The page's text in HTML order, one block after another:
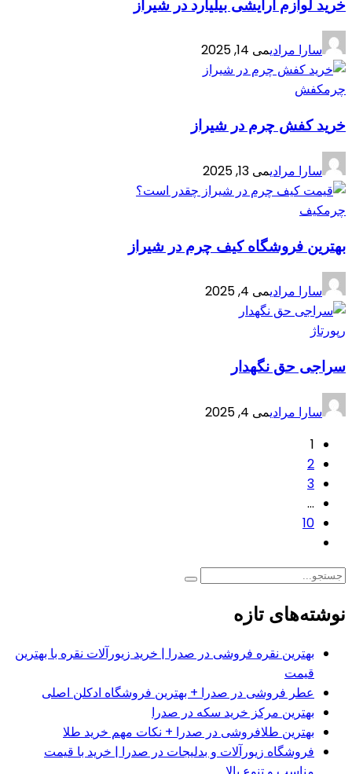
خرید لوازم آرایشی بیلیارد در شیراز
سارا مرادیمی 14, 2025
چرمکفش
خرید کفش چرم در شیراز
سارا مرادیمی 13, 2025
چرمکیف
بهترین فروشگاه کیف چرم در شیراز
سارا مرادیمی 4, 2025
رپورتاژ
سراجی حق نگهدار
سارا مرادیمی 4, 2025
1
2
3
…
10
نوشته‌های تازه
بهترین نقره فروشی در صدرا | خرید زیورآلات نقره با بهترین
قیمت
عطر فروشی در صدرا + بهترین فروشگاه ادکلن اصلی
بهترین مرکز خرید سکه در صدرا
بهترین طلافروشی در صدرا + نکات مهم خرید طلا
فروشگاه زیورآلات و بدلیجات در صدرا | خرید با قیمت